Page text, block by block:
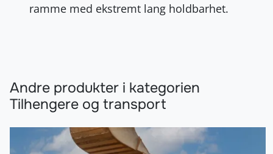
ramme med ekstremt lang holdbarhet.
Andre produkter i kategorien
Tilhengere og transport